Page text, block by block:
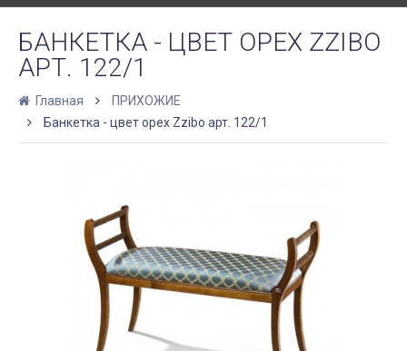
БАНКЕТКА - ЦВЕТ ОРЕХ ZZIBO
АРТ. 122/1
Главная
ПРИХОЖИЕ
Банкетка - цвет орех Zzibo арт. 122/1